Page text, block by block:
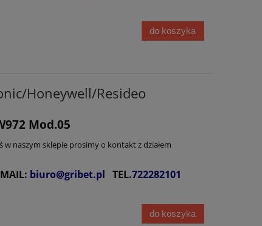
do koszyka
Honeywell/Resideo
Mod.05
w naszym sklepie prosimy o kontakt z działem
MAIL: biuro@gribet.pl TEL.722282101
do koszyka